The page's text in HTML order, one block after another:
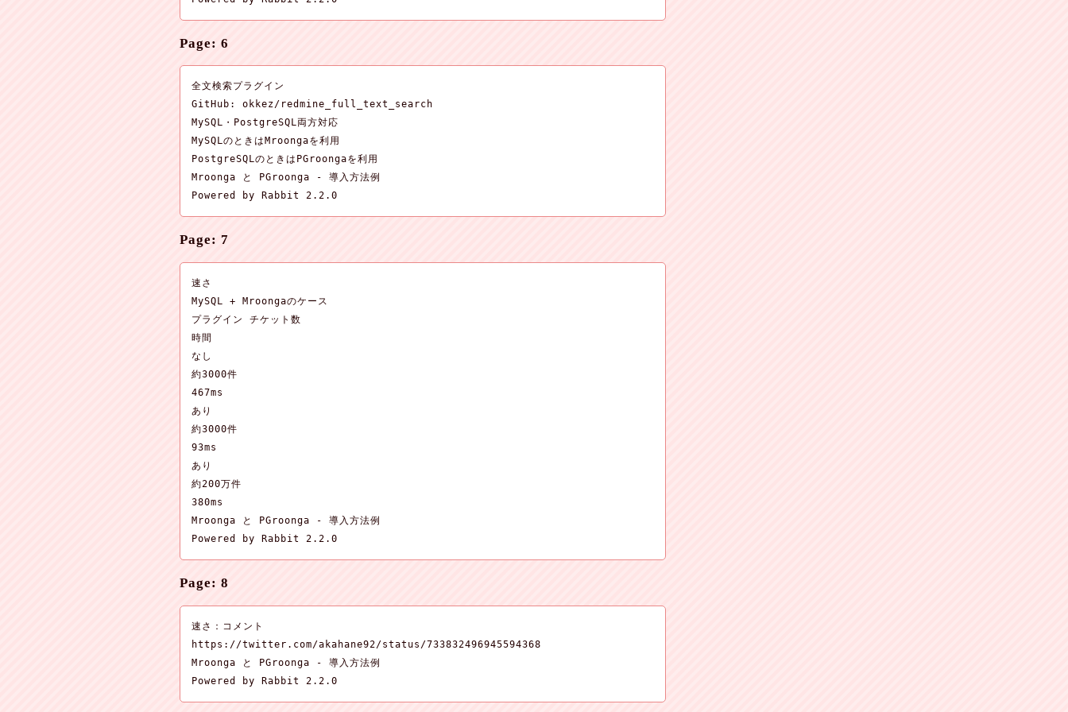
Page: 6
全文検索プラグイン
GitHub: okkez/redmine_full_text_search
MySQL・PostgreSQL両方対応
MySQLのときはMroongaを利用
PostgreSQLのときはPGroongaを利用
Mroonga と PGroonga - 導入方法例
Powered by Rabbit 2.2.0
Page: 7
速さ
MySQL + Mroongaのケース
プラグイン チケット数
時間
なし
約3000件
467ms
あり
約3000件
93ms
あり
約200万件
380ms
Mroonga と PGroonga - 導入方法例
Powered by Rabbit 2.2.0
Page: 8
速さ：コメント
https://twitter.com/akahane92/status/733832496945594368
Mroonga と PGroonga - 導入方法例
Powered by Rabbit 2.2.0